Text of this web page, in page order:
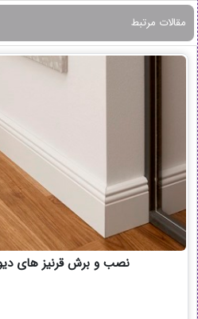
مقالات مرتبط
نصب و برش قرنیز های